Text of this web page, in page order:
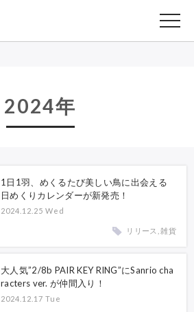
2024年
1日1羽、めくるたび美しい鳥に出会える
日めくりカレンダーが新発売！
2024.12.25 Wed
リリース, 雑貨
大人気”2/8b PAIR KEY RING”にSanrio cha
racters ver. が仲間入り！
2024.12.17 Tue